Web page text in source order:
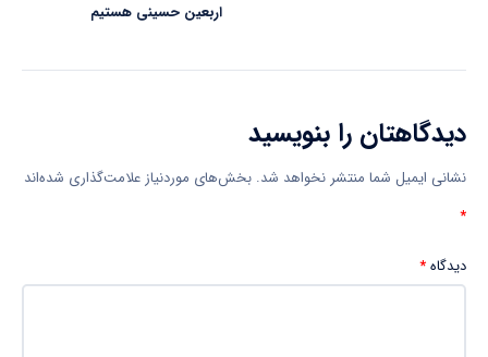
اربعین حسینی هستیم
دیدگاهتان را بنویسید
نشانی ایمیل شما منتشر نخواهد شد. بخش‌های موردنیاز علامت‌گذاری شده‌اند
*
دیدگاه*